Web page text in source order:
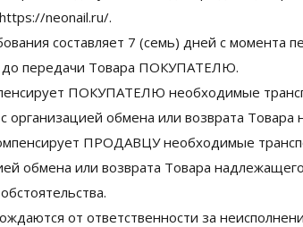
neonail.ru/.
составляет 7 (семь) дней с
до передачи Товара ПОКУПАТЕЛЮ.
ПОКУПАТЕЛЮ необходимые
организацией обмена или возврата Товара
ПРОДАВЦУ необходимые
обмена или возврата Товара надлежащего
от ответственности за